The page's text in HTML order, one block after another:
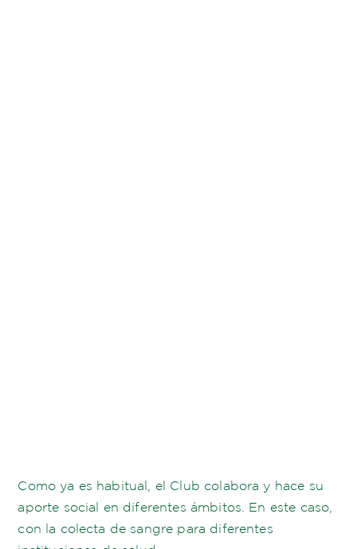
Como ya es habitual, el Club colabora y hace su
aporte social en diferentes ámbitos. En este caso,
con la colecta de sangre para diferentes